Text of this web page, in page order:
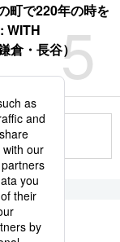
5
町で220年の時を
WITH
倉・長谷）